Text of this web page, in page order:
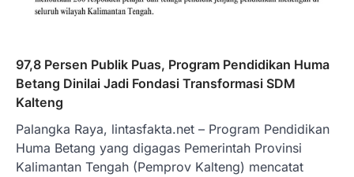
‎97,8 Persen Publik Puas, Program Pendidikan Huma
Betang Dinilai Jadi Fondasi Transformasi SDM
Kalteng
‎Palangka Raya, lintasfakta.net – Program Pendidikan
Huma Betang yang digagas Pemerintah Provinsi
Kalimantan Tengah (Pemprov Kalteng) mencatat